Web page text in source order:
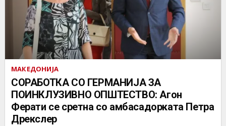
МАКЕДОНИЈА
СОРАБОТКА СО ГЕРМАНИЈА ЗА
ПОИНКЛУЗИВНО ОПШТЕСТВО: Агон
Ферати се сретна со амбасадорката Петра
Дрекслер